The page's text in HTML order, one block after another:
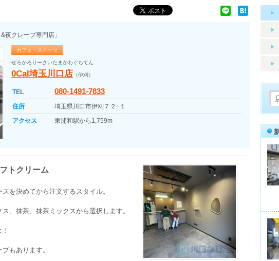
夜クレープ専門店」
カフェ・スイーツ
ぜろかろりーさいたまかわぐちてん
0Cal埼玉川口店 （伊刈）
TEL 080-1491-7833
住所
埼玉県川口市伊刈７２−１
アクセス
東浦和駅から1,759m
トクリーム
を決めてから注文するスタイル。
、抹茶、抹茶ミックスから選択します。
もあります。